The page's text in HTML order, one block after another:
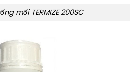
mối TERMIZE 200SC